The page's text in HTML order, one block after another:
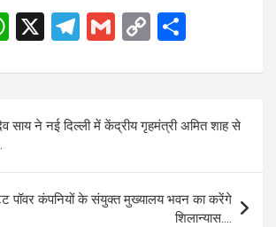
W
at
A
p
p
X
T
e
gr
a
m
G
ail
C
py
Li
n
k
ar
e
साय ने नई दिल्ली में केंद्रीय गृहमंत्री अमित शाह से
पॉवर कंपनियों के संयुक्त मुख्यालय भवन का करेंगे
शिलान्यास….